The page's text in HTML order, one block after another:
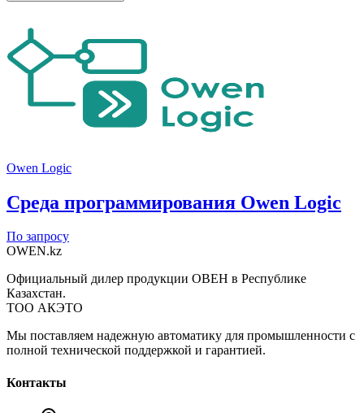
Owen Logic
Среда программирования Owen Logic
По запросу
OWEN.kz
Официальный дилер продукции ОВЕН в Республике
Казахстан.
ТОО АКЭТО
Мы поставляем надежную автоматику для промышленности с
полной технической поддержкой и гарантией.
Контакты